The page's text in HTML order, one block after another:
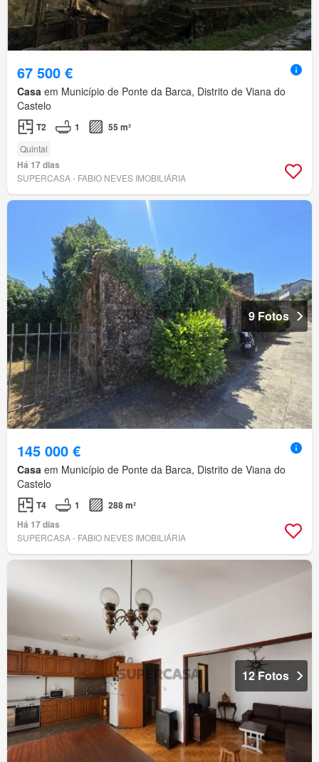
67 500 €
Casa em Município de Ponte da Barca, Distrito de Viana do
Castelo
T2 1 55 m²
Quintal
Há 17 dias
SUPERCASA - FABIO NEVES IMOBILIÁRIA
9 Fotos
145 000 €
Casa em Município de Ponte da Barca, Distrito de Viana do
Castelo
T4 1
288 m²
Há 17 dias
SUPERCASA - FABIO NEVES IMOBILIÁRIA
12 Fotos